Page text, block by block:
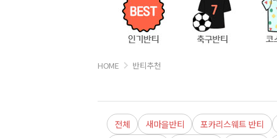
HOME 반티추천
전체 새마을반티 포카리스웨트 반티